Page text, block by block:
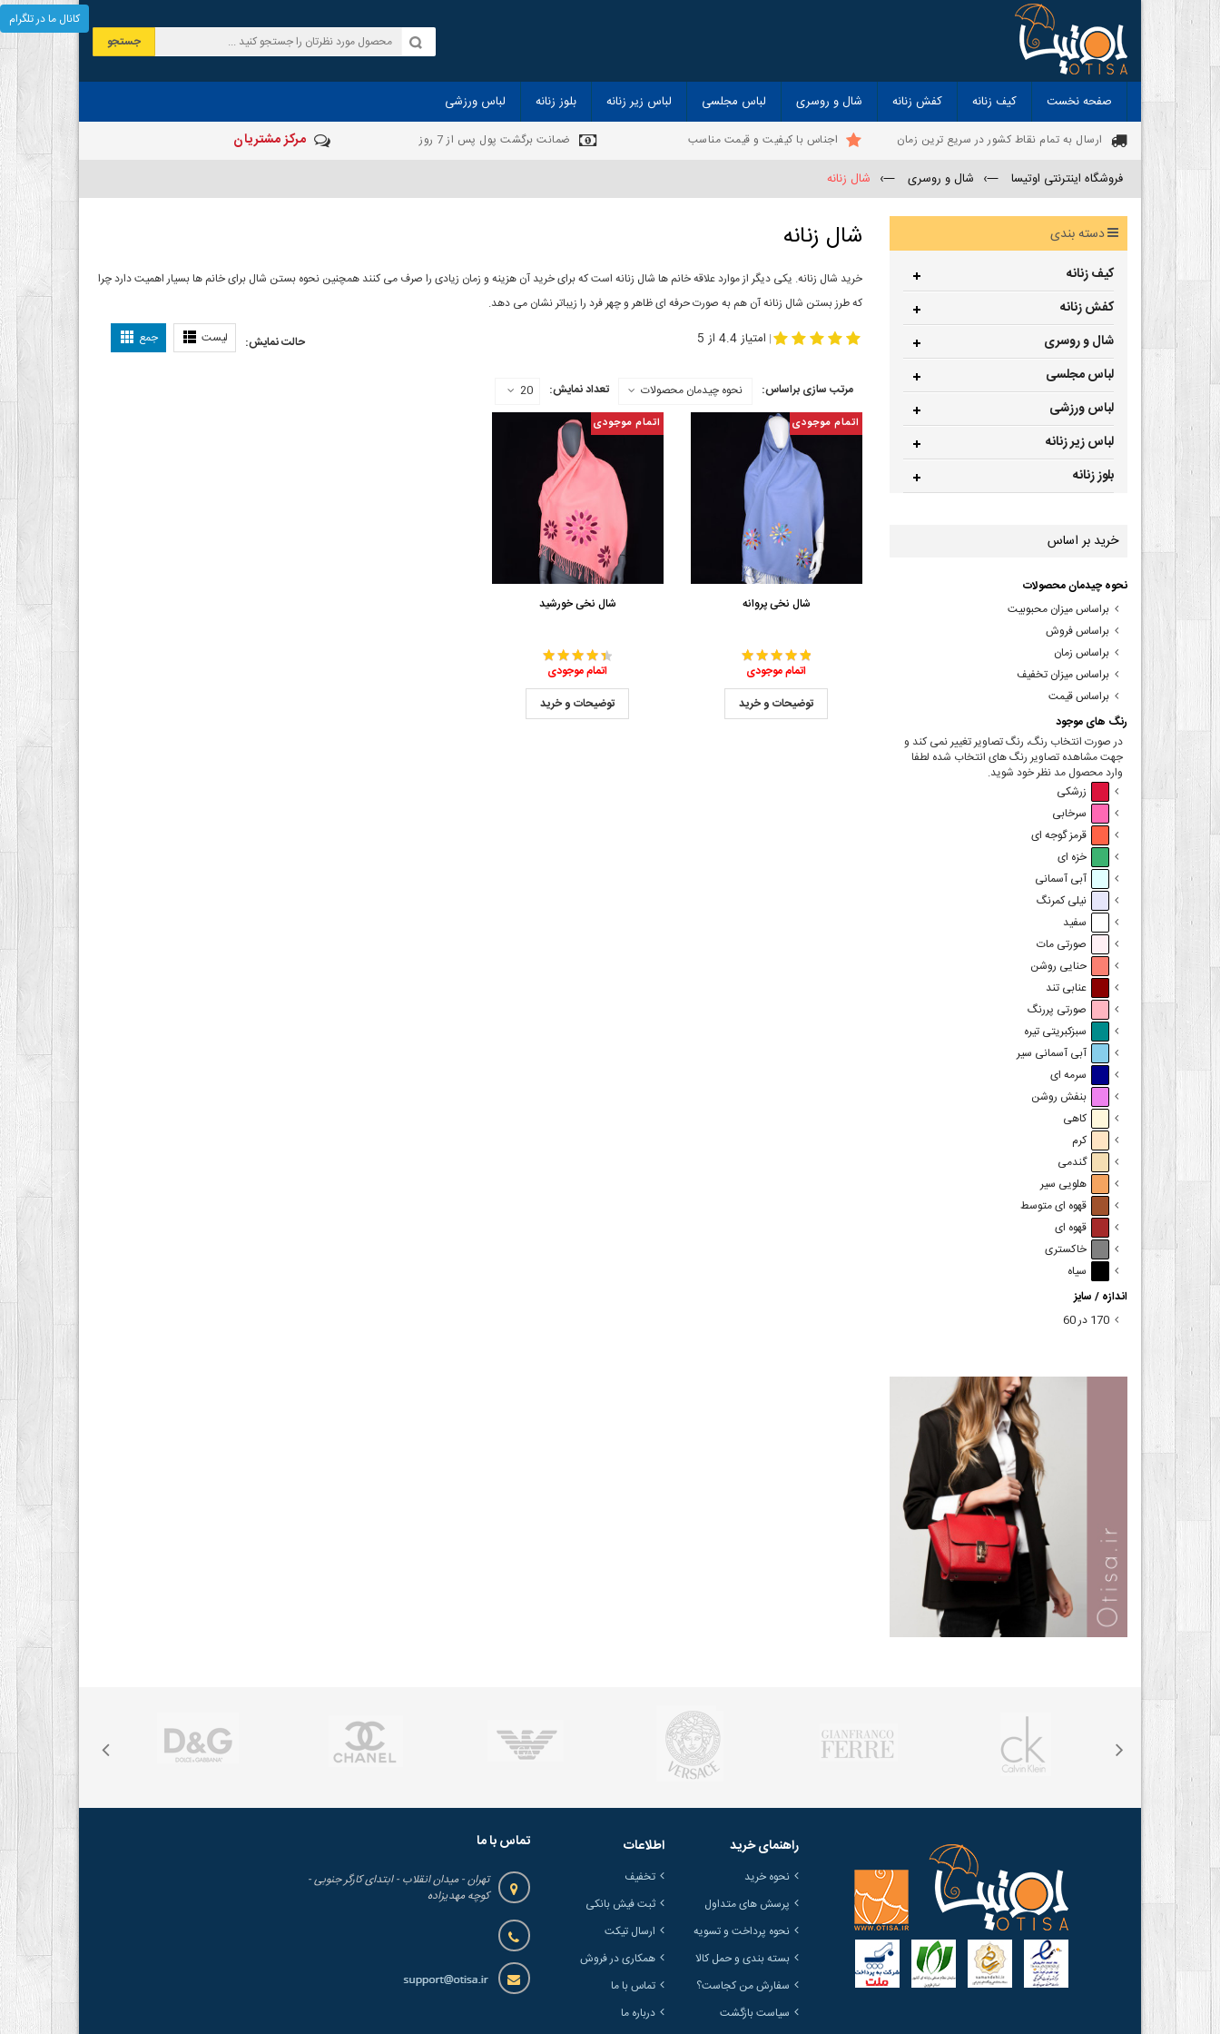
جستجو
صفحه نخست کیف زنانه کفش زنانه شال و روسری لباس مجلسی لباس زیر زنانه بلوز زنانه لباس ورزشی
ارسال به تمام نقاط کشور در سریع ترین زمان اجناس با کیفیت و قیمت مناسب ضمانت برگشت پول پس از 7 روز مرکز مشتریان
فروشگاه اینترنتی اوتیسا —› شال و روسری —› شال زنانه
شال زنانه
خرید شال زنانه. یکی دیگر از موارد علاقه خانم ها شال زنانه است که برای خرید آن هزینه و زمان زیادی را صرف می کنند همچنین نحوه بستن شال برای خانم ها بسیار اهمیت دارد چرا
که طرز بستن شال زنانه آن هم به صورت حرفه ای ظاهر و چهر فرد را زیباتر نشان می دهد.
حالت نمایش: لیست جمع | امتیاز 4.4 از 5
مرتب سازی براساس: نحوه چیدمان محصولات تعداد نمایش: 20
اتمام موجودی
شال نخی پروانه
اتمام موجودی
توضیحات و خرید
اتمام موجودی
شال نخی خورشید
اتمام موجودی
توضیحات و خرید
دسته بندی
کیف زنانه
کفش زنانه
شال و روسری
لباس مجلسی
لباس ورزشی
لباس زیر زنانه
بلوز زنانه
خرید بر اساس
نحوه چیدمان محصولات
براساس میزان محبوبیت
براساس فروش
براساس زمان
براساس میزان تخفیف
براساس قیمت
رنگ های موجود
در صورت انتخاب رنگ، رنگ تصاویر تغییر نمی کند و
جهت مشاهده تصاویر رنگ های انتخاب شده لطفا
وارد محصول مد نظر خود شوید.
زرشکی
سرخابی
قرمز گوجه ای
خزه ای
آبی آسمانی
نیلی کمرنگ
سفید
صورتی مات
حنایی روشن
عنابی تند
صورتی پررنگ
سبزکبریتی تیره
آبی آسمانی سیر
سرمه ای
بنفش روشن
کاهی
کرم
گندمی
هلویی سیر
قهوه ای متوسط
قهوه ای
خاکستری
سیاه
اندازه / سایز
170 در 60
راهنمای خرید
نحوه خرید
پرسش های متداول
نحوه پرداخت و تسویه
بسته بندی و حمل کالا
سفارش من کجاست؟
سیاست بازگشت
اطلاعات
تخفیف
ثبت فیش بانکی
ارسال تیکت
همکاری در فروش
تماس با ما
درباره ما
تماس با ما
تهران - میدان انقلاب - ابتدای کارگر جنوبی -
کوچه مهدیزاده
کانال ما در تلگرام